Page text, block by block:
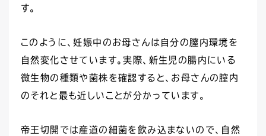
す。
このように、妊娠中のお母さんは自分の膣内環境を
自然変化させています。実際、新生児の腸内にいる
微生物の種類や菌株を確認すると、お母さんの膣内
のそれと最も近しいことが分かっています。
帝王切開では産道の細菌を飲み込まないので、自然